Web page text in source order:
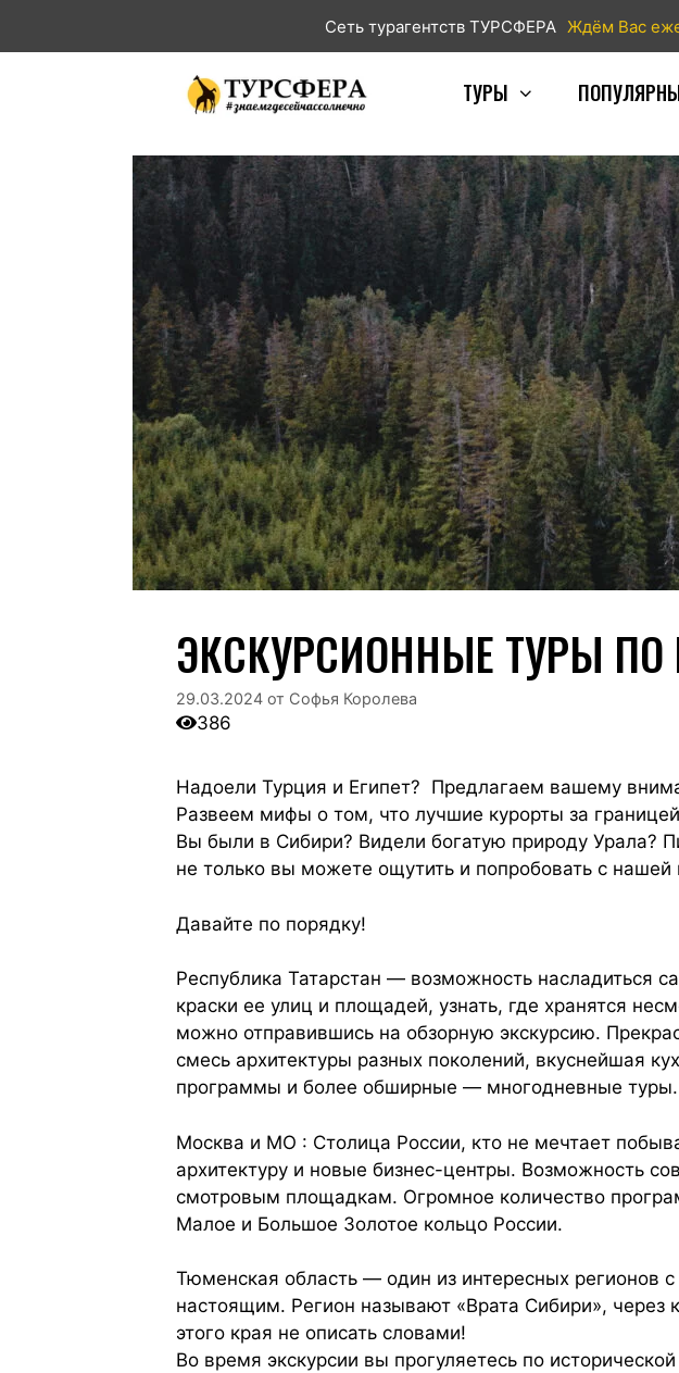
Сеть турагентств ТУРСФЕРА Ждём Вас
ТУРЫ
ЭКСКУРСИОННЫЕ ТУРЫ ПО
29.03.2024 от Софья Королева
386
Надоели Турция и Египет? Предлагаем вашему
Развеем мифы о том, что лучшие курорты за
Вы были в Сибири? Видели богатую природу Урала?
не только вы можете ощутить и попробовать с
Давайте по порядку!
Республика Татарстан — возможность насладиться
краски ее улиц и площадей, узнать, где хранятся
можно отправившись на обзорную экскурсию.
смесь архитектуры разных поколений, вкуснейшая
программы и более обширные — многодневные туры.
Москва и МО : Столица России, кто не мечтает
архитектуру и новые бизнес-центры. Возможность
смотровым площадкам. Огромное количество
Малое и Большое Золотое кольцо России.
Тюменская область — один из интересных регионов
настоящим. Регион называют «Врата Сибири», через
этого края не описать словами!
Во время экскурсии вы прогуляетесь по